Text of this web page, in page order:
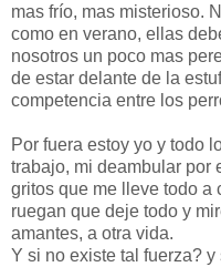
mas frío, mas misterioso.
como en verano, ellas
nosotros un poco mas
de estar delante de la
competencia entre los
Por fuera estoy yo y todo
trabajo, mi deambular por
gritos que me lleve todo a
ruegan que deje todo y
amantes, a otra vida.
Y si no existe tal fuerza?